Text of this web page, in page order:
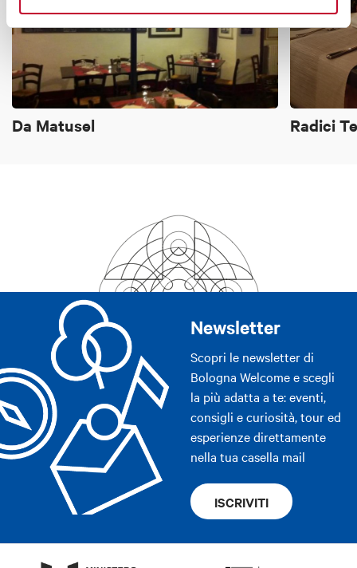
Da Matusel Radici
Newsletter
Scopri le newsletter di
Bologna Welcome e scegli
la più adatta a te: eventi,
consigli e curiosità, tour ed
esperienze direttamente
nella tua casella mail
ISCRIVITI